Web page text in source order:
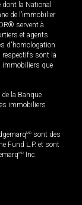
la National
de l’immobilier
servent à
et agents
d'homologation
respectifs sont la
immobiliers que
la Banque
immobiliers
MD sont des
Fund L.P. et sont
MD Inc.